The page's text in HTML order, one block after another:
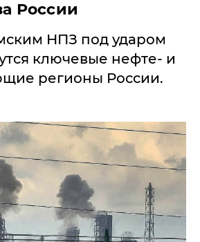
России
НПЗ под ударом
ключевые нефте- и
регионы России.